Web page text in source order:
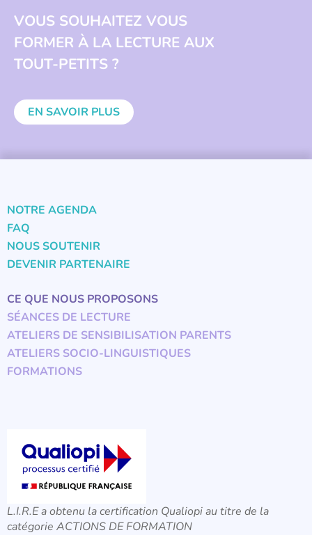
VOUS SOUHAITEZ VOUS
FORMER À LA LECTURE AUX
TOUT-PETITS ?
EN SAVOIR PLUS
NOTRE AGENDA
FAQ
NOUS SOUTENIR
DEVENIR PARTENAIRE
CE QUE NOUS PROPOSONS
SÉANCES DE LECTURE
ATELIERS DE SENSIBILISATION PARENTS
ATELIERS SOCIO-LINGUISTIQUES
FORMATIONS
L.I.R.E a obtenu la certification Qualiopi au titre de la
catégorie ACTIONS DE FORMATION